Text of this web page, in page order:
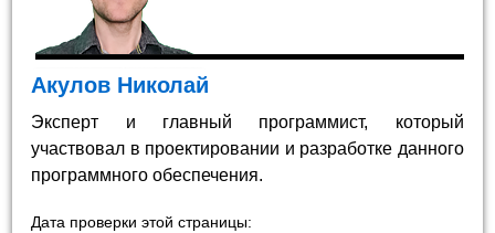
Акулов Николай
Эксперт и главный программист, который
участвовал в проектировании и разработке данного
программного обеспечения.
Дата проверки этой страницы: